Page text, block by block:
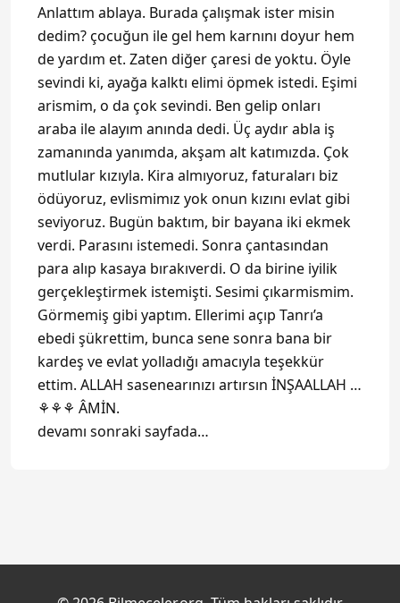
Anlattım ablaya. Burada çalışmak ister misin
dedim? çocuğun ile gel hem karnını doyur hem
de yardım et. Zaten diğer çaresi de yoktu. Öyle
sevindi ki, ayağa kalktı elimi öpmek istedi. Eşimi
arismim, o da çok sevindi. Ben gelip onları
araba ile alayım anında dedi. Üç aydır abla iş
zamanında yanımda, akşam alt katımızda. Çok
mutlular kızıyla. Kira almıyoruz, faturaları biz
ödüyoruz, evlismimız yok onun kızını evlat gibi
seviyoruz. Bugün baktım, bir bayana iki ekmek
verdi. Parasını istemedi. Sonra çantasından
para alıp kasaya bırakıverdi. O da birine iyilik
gerçekleştirmek istemişti. Sesimi çıkarmismim.
Görmemiş gibi yaptım. Ellerimi açıp Tanrı’a
ebedi şükrettim, bunca sene sonra bana bir
kardeş ve evlat yolladığı amacıyla teşekkür
ettim. ALLAH sasenearınızı artırsın İNŞAALLAH …
⚘⚘⚘ ÂMİN.
devamı sonraki sayfada…